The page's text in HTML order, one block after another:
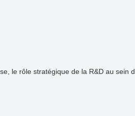
le rôle stratégique de la R&D au sein